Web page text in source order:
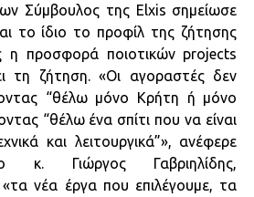
Σύμβουλος της Elxis σημείωσε
το ίδιο το προφίλ της ζήτησης
προσφορά ποιοτικών projects
τη ζήτηση. «Οι αγοραστές δεν
“θέλω μόνο Κρήτη ή μόνο
“θέλω ένα σπίτι που να είναι
και λειτουργικά”», ανέφερε
ο κ. Γιώργος Γαβριηλίδης,
νέα έργα που επιλέγουμε, τα